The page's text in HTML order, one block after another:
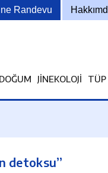
Randevu
JINEKOLOJI TÜP
detoksu”